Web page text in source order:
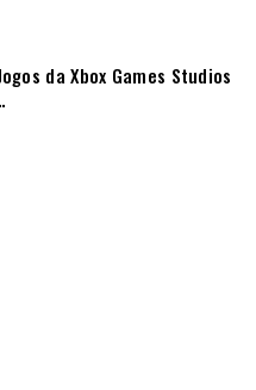
da Xbox Games Studios